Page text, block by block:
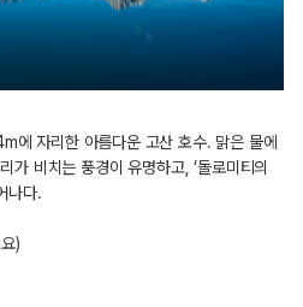
에 자리한 아름다운 고산 호수. 맑은 물에
가 비치는 풍경이 유명하고, ‘돌로미티의
나다.
)